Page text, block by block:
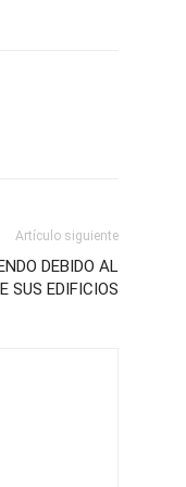
Artículo siguiente
DEBIDO AL
SUS EDIFICIOS